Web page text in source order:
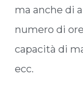
ma anche di
numero di
capacità di
ecc.